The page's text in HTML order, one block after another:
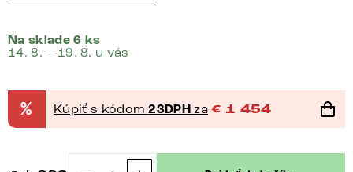
Na sklade 6 ks
14. 8. – 19. 8. u vás
% Kúpiť s kódom23DPH za € 1 454